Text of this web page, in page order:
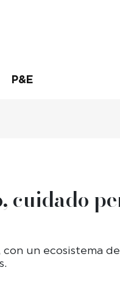
P&E
cuidado
un ecosistema